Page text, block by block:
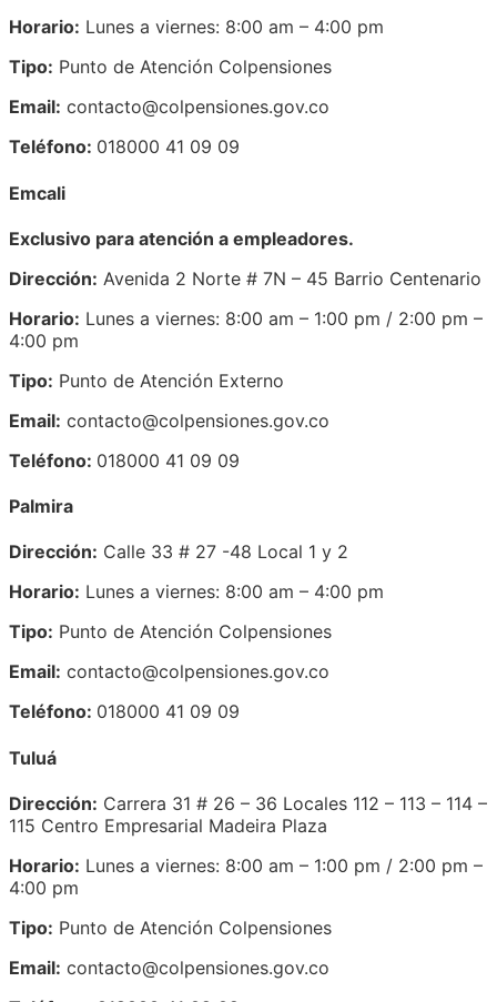
Horario: Lunes a viernes: 8:00 am – 4:00 pm
Tipo: Punto de Atención Colpensiones
Email: contacto@colpensiones.gov.co
Teléfono: 018000 41 09 09
Emcali
Exclusivo para atención a empleadores.
Dirección: Avenida 2 Norte # 7N – 45 Barrio Centenario
Horario: Lunes a viernes: 8:00 am – 1:00 pm / 2:00 pm –
4:00 pm
Tipo: Punto de Atención Externo
Email: contacto@colpensiones.gov.co
Teléfono: 018000 41 09 09
Palmira
Dirección: Calle 33 # 27 -48 Local 1 y 2
Horario: Lunes a viernes: 8:00 am – 4:00 pm
Tipo: Punto de Atención Colpensiones
Email: contacto@colpensiones.gov.co
Teléfono: 018000 41 09 09
Tuluá
Dirección: Carrera 31 # 26 – 36 Locales 112 – 113 – 114 –
115 Centro Empresarial Madeira Plaza
Horario: Lunes a viernes: 8:00 am – 1:00 pm / 2:00 pm –
4:00 pm
Tipo: Punto de Atención Colpensiones
Email: contacto@colpensiones.gov.co